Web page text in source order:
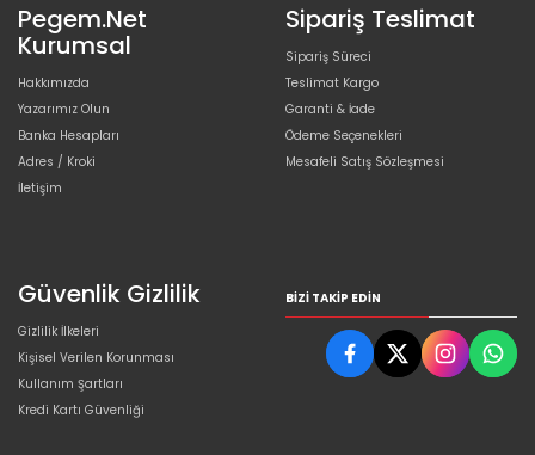
Pegem.Net
Kurumsal
Hakkımızda
Yazarımız Olun
Banka Hesapları
Adres / Kroki
İletişim
Sipariş Teslimat
Sipariş Süreci
Teslimat Kargo
Garanti & İade
Ödeme Seçenekleri
Mesafeli Satış Sözleşmesi
Güvenlik Gizlilik
Gizlilik İlkeleri
Kişisel Verilen Korunması
Kullanım Şartları
Kredi Kartı Güvenliği
BIZI TAKIP EDIN